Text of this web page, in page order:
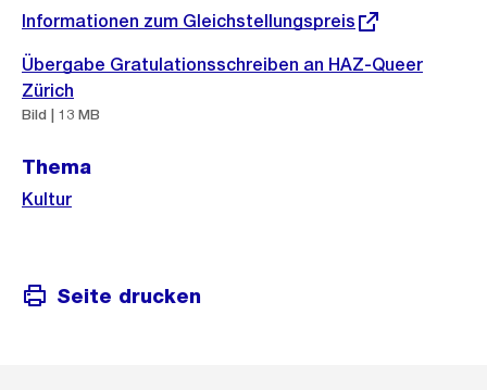
Externer
Informationen zum Gleichstellungspreis
Übergabe Gratulationsschreiben an HAZ-Queer
Zürich
Bild | 13 MB
Thema
Kultur
Seite drucken